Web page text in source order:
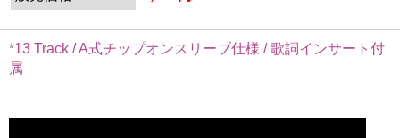
*13 Track / A式チップオンスリーブ仕様 / 歌詞インサート付
属